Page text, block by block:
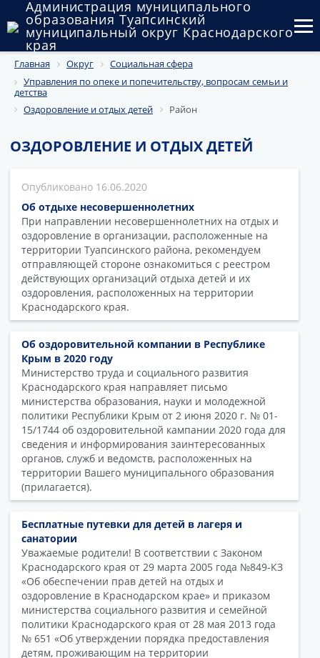
Администрация муниципального
образования Туапсинский
муниципальный округ Краснодарского
края
Округ
Администрация
Муниципальное имущество
Публичные слушания и общественные обсуждения
Документы
Главная Округ
Социальная сфера
Управления по опеке и попечительству, вопросам семьи и
детства
Оздоровление и отдых детей
Район
ОЗДОРОВЛЕНИЕ И ОТДЫХ ДЕТЕЙ
16.06.2020
Об отдыхе несовершеннолетних
При направлении несовершеннолетних на отдых и
оздоровление в организации, расположенные на
территории Туапсинского района, рекомендуем
отправляющей стороне ознакомиться с реестром
действующих организаций отдыха детей и их
оздоровления, расположенных на территории
Краснодарского края.
Об оздоровительной компании в Республике
Крым в 2020 году
Министерство труда и социального развития
Краснодарского края направляет письмо
министерства образования, науки и молодежной
политики Республики Крым от 2 июня 2020 г. № 01-
15/1744 об оздоровительной кампании 2020 года для
сведения и информирования заинтересованных
органов, служб и ведомств, расположенных на
территории Вашего муниципального образования
(прилагается).
Бесплатные путевки для детей в лагеря и
санатории
Уважаемые родители! В соответствии с Законом
Краснодарского края от 29 марта 2005 года №849-КЗ
«Об обеспечении прав детей на отдых и
оздоровление в Краснодарском крае» и приказом
министерства социального развития и семейной
политики Краснодарского края от 28 мая 2013 года
№ 651 «Об утверждении порядка предоставления
детям, проживающим на территории